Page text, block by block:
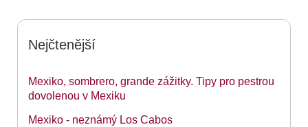
Nejčtenější
Mexiko, sombrero, grande zážitky. Tipy pro pestrou
dovolenou v Mexiku
Mexiko - neznámý Los Cabos